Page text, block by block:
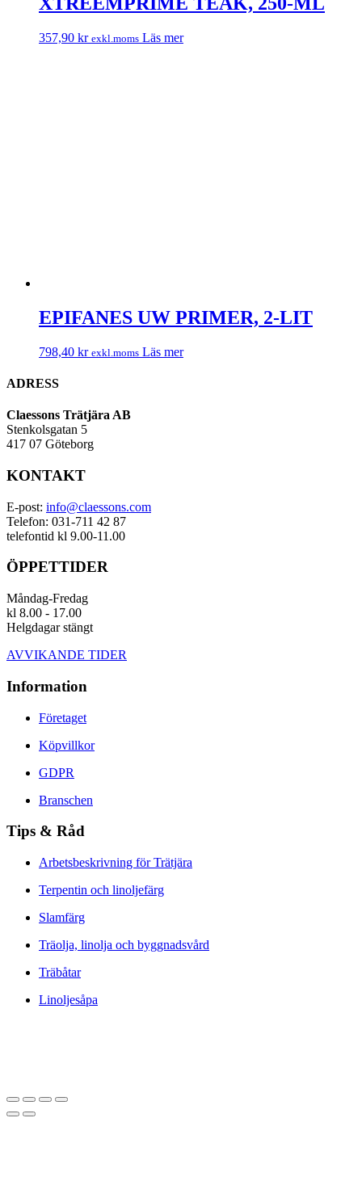
357,90 kr exkl.moms Läs mer
EPIFANES UW PRIMER, 2-LIT
798,40 kr exkl.moms Läs mer
ADRESS
Claessons Trätjära AB
Stenkolsgatan 5
417 07 Göteborg
KONTAKT
E-post: info@claessons.com
Telefon: 031-711 42 87
telefontid kl 9.00-11.00
ÖPPETTIDER
Måndag-Fredag
kl 8.00 - 17.00
Helgdagar stängt
AVVIKANDE TIDER
Information
Företaget
Köpvillkor
GDPR
Branschen
Tips & Råd
Arbetsbeskrivning för Trätjära
Terpentin och linoljefärg
Slamfärg
Träolja, linolja och byggnadsvård
Träbåtar
Linoljesåpa